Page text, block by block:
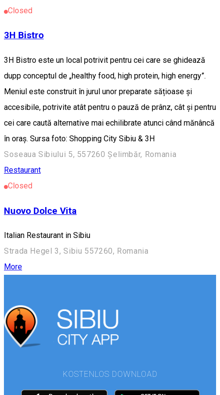
Closed
3H Bistro
3H Bistro este un local potrivit pentru cei care se ghidează
dupp conceptul de „healthy food, high protein, high energy”.
Meniul este construit în jurul unor preparate sățioase și
accesibile, potrivite atât pentru o pauză de prânz, cât și pentru
cei care caută alternative mai echilibrate atunci când mănâncă
în oraș. Sursa foto: Shopping City Sibiu & 3H
Soseaua Sibiului 5, 557260 Șelimbăr, Romania
Restaurant
Closed
Nuovo Dolce Vita
Italian Restaurant in Sibiu
Strada Hegel 3, Sibiu 557260, Romania
More
KOSTENLOS DOWNLOAD